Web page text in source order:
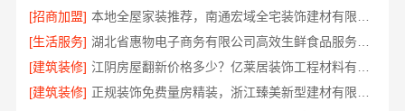
[招商加盟]
[生活服务]
湖北省惠物电子商务有限公司高效生鲜食品服务商价格
[建筑装修]
[建筑装修]